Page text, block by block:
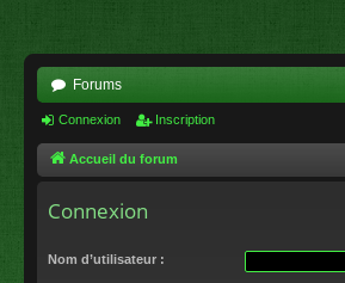
Forums
Connexion Inscription
Accueil du forum
Connexion
Nom d’utilisateur :